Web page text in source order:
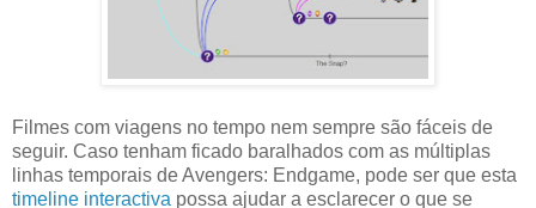
Filmes com viagens no tempo nem sempre são fáceis de
seguir. Caso tenham ficado baralhados com as múltiplas
linhas temporais de Avengers: Endgame, pode ser que esta
timeline interactiva possa ajudar a esclarecer o que se